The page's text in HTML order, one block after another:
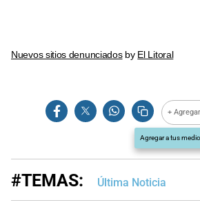
Nuevos sitios denunciadosby El Litoral
+
Agregar a tus
#TEMAS: Última Noticia